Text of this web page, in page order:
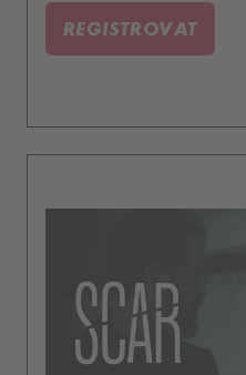
REGISTROVAT